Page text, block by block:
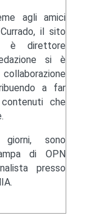
agli amici
il sito
è direttore
si è
a far
che
sono
di OPN
presso